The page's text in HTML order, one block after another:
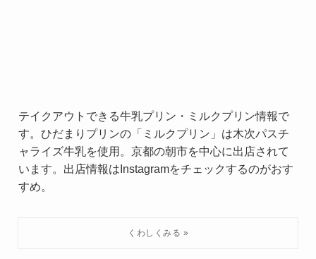
テイクアウトできる牛乳プリン・ミルクプリン情報で
す。ひだまりプリンの「ミルクプリン」は木次パスチ
ャライズ牛乳を使用。京都の朝市を中心に出店されて
います。出店情報はInstagramをチェックするのがおす
すめ。